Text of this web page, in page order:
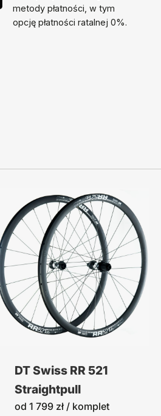
metody płatności, w tym
opcję płatności ratalnej 0%.
DT Swiss RR 521
Straightpull
od 1 799 zł/ komplet